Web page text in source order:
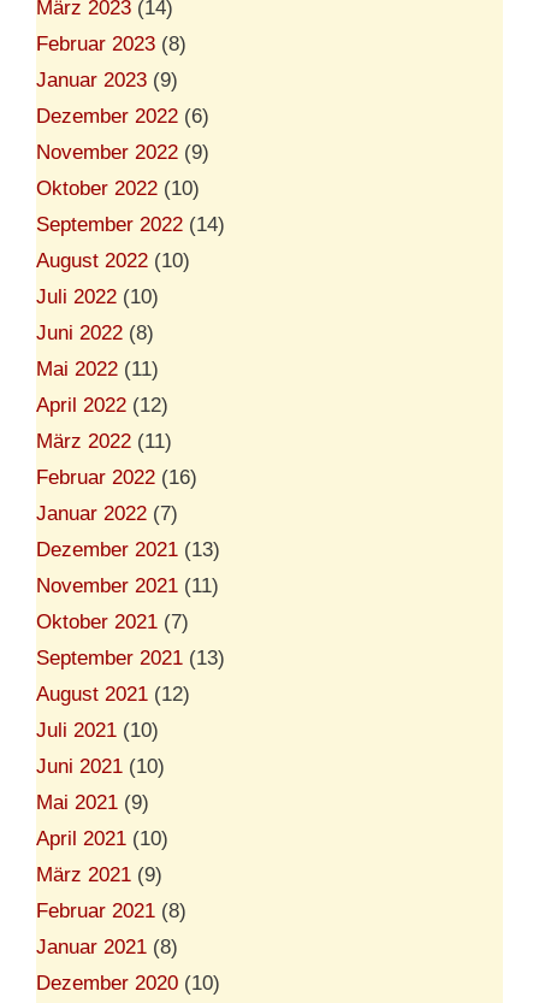
März 2023 (14)
Februar 2023 (8)
Januar 2023 (9)
Dezember 2022 (6)
November 2022 (9)
Oktober 2022 (10)
September 2022 (14)
August 2022 (10)
Juli 2022 (10)
Juni 2022 (8)
Mai 2022 (11)
April 2022 (12)
März 2022 (11)
Februar 2022 (16)
Januar 2022 (7)
Dezember 2021 (13)
November 2021 (11)
Oktober 2021 (7)
September 2021 (13)
August 2021 (12)
Juli 2021 (10)
Juni 2021 (10)
Mai 2021 (9)
April 2021 (10)
März 2021 (9)
Februar 2021 (8)
Januar 2021 (8)
Dezember 2020 (10)